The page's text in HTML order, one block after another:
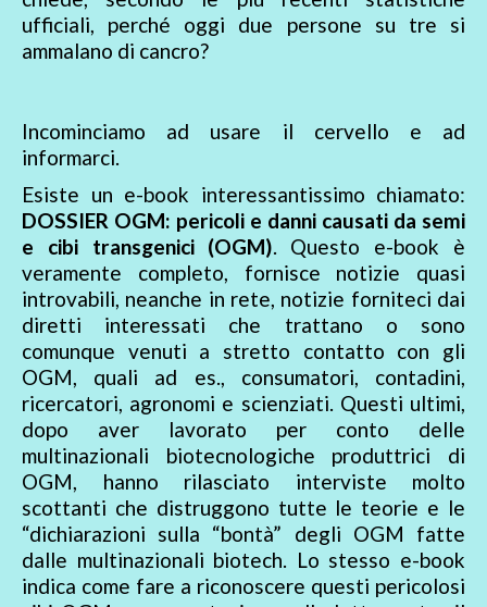
ufficiali, perché oggi due persone su tre si
ammalano di cancro?
Incominciamo ad usare il cervello e ad
informarci.
Esiste un e-book interessantissimo chiamato:
DOSSIER OGM: pericoli e danni causati da semi
e cibi transgenici (OGM). Questo e-book è
veramente completo, fornisce notizie quasi
introvabili, neanche in rete, notizie forniteci dai
diretti interessati che trattano o sono
comunque venuti a stretto contatto con gli
OGM, quali ad es., consumatori, contadini,
ricercatori, agronomi e scienziati. Questi ultimi,
dopo aver lavorato per conto delle
multinazionali biotecnologiche produttrici di
OGM, hanno rilasciato interviste molto
scottanti che distruggono tutte le teorie e le
“dichiarazioni sulla “bontà” degli OGM fatte
dalle multinazionali biotech. Lo stesso e-book
indica come fare a riconoscere questi pericolosi